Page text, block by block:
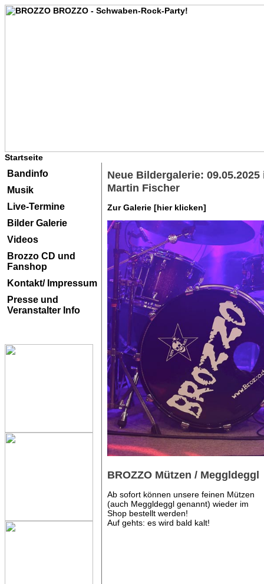
Startseite
Bandinfo
Musik
Live-Termine
Bilder Galerie
Videos
Brozzo CD und
Fanshop
Kontakt/ Impressum
Presse und
Veranstalter Info
Neue Bildergalerie:
Martin Fischer
Zur Galerie [hier klicken]
BROZZO Mützen / Meggldeggl
Ab sofort können unsere feinen Mützen
(auch Meggldeggl genannt) wieder im
Shop bestellt werden!
Auf gehts: es wird bald kalt!